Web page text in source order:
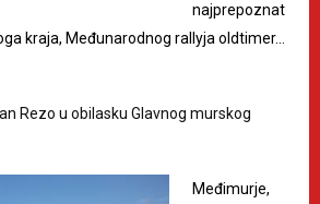
najprepoznat
kraja, Međunarodnog rallyja oldtimer…
Rezo u obilasku Glavnog murskog
Međimurje,